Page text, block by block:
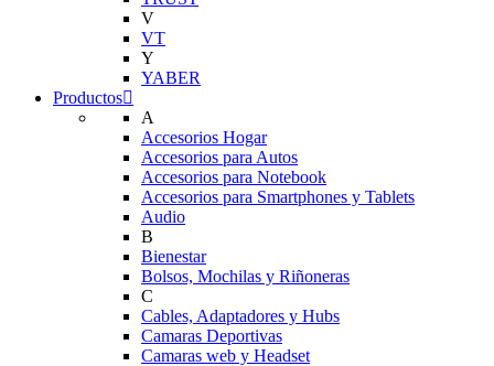
V
VT
Y
YABER
Productos
A
Accesorios Hogar
Accesorios para Autos
Accesorios para Notebook
Accesorios para Smartphones y Tablets
Audio
B
Bienestar
Bolsos, Mochilas y Riñoneras
C
Cables, Adaptadores y Hubs
Camaras Deportivas
Camaras web y Headset